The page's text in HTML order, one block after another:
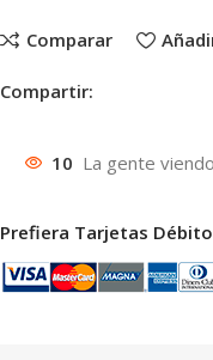
Comparar
Compartir:
10 La gente
Prefiera Tarjetas